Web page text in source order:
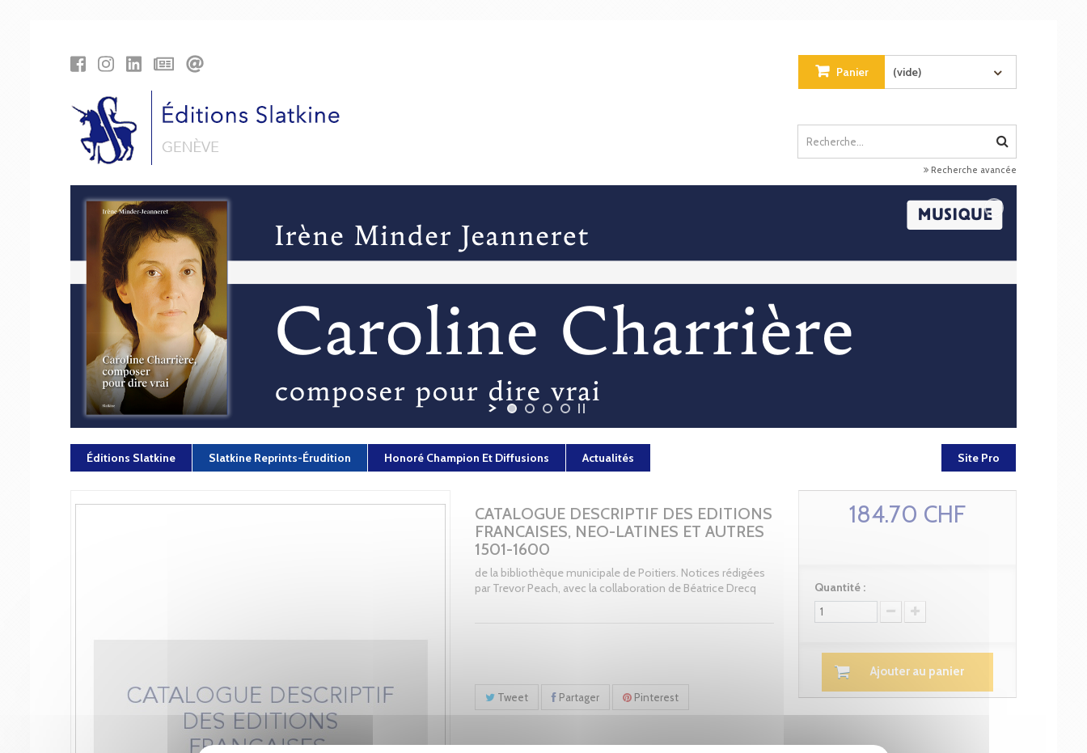
Panier (vide)
Recherche avancée
Éditions Slatkine Slatkine Reprints-Érudition Honoré Champion Et Diffusions Actualités Site Pro
CATALOGUE DESCRIPTIF DES EDITIONS
FRANCAISES, NEO-LATINES ET AUTRES
1501-1600
de la bibliothèque municipale de Poitiers. Notices rédigées
par Trevor Peach, avec la collaboration de Béatrice Drecq
Tweet Partager Pinterest
184.70 CHF
Quantité :
Ajouter au panier